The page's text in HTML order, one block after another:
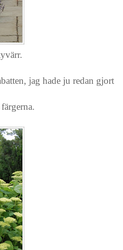
jag hade ju redan gjort